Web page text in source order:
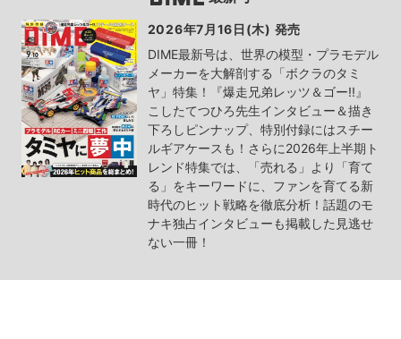
2026年7月16日(木) 発売
DIME最新号は、世界の模型・プラモデル
メーカーを大解剖する「ボクラのタミ
ヤ」特集！『爆走兄弟レッツ＆ゴー!!』
こしたてつひろ先生インタビュー＆描き
下ろしピンナップ、特別付録にはスチー
ルギアケースも！さらに2026年上半期ト
レンド特集では、「売れる」より「育て
る」をキーワードに、ファンを育てる新
時代のヒット戦略を徹底分析！話題のモ
ナキ独占インタビューも掲載した見逃せ
ない一冊！